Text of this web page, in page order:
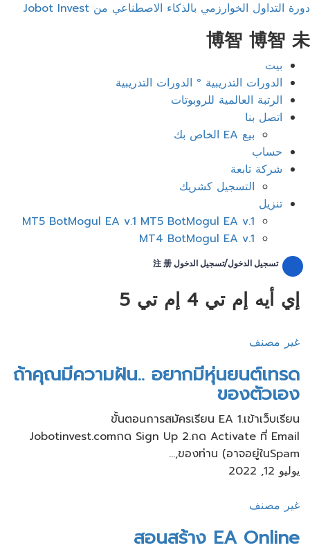
دورة التداول الخوارزمي بالذكاء الاصطناعي من Jobot Invest
博智 博智 未
قائمة
طعام
بيت
الدورات التدريبية ° الدورات التدريبية
الرتبة العالمية للروبوتات
اتصل بنا
بيع EA الخاص بك
حساب
شركة تابعة
التسجيل كشريك
تنزيل
MT5 BotMogul EA v.1 MT5 BotMogul EA v.1
MT4 BotMogul EA v.1
تسجيل الدخول/تسجيل الدخول 注 册
إي أيه إم تي 4 إم تي 5
غير مصنف
ถ้าคุณมีความฝัน.. อยากมีหุ่นยนต์​เทรด
ของตัวเอง
ขั้นตอนการสมัครเรียน​ EA 1.เข้าเว็บ​เรียน
Jobotinvest.comกด Sign Up 2.กด Activate ที่ Email
ของท่าน​ (อาจอยู่ใน​Spam,...
يوليو 12, 2022
غير مصنف
สอนสร้าง​ EA Online